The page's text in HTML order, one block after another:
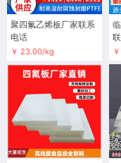
聚四氟乙烯板厂家联系
电话
￥ 23.00/kg